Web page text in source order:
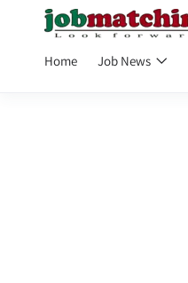
Home Job News